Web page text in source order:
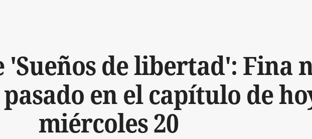
'Sueños de libertad': Fina
en el capítulo de
miércoles 20